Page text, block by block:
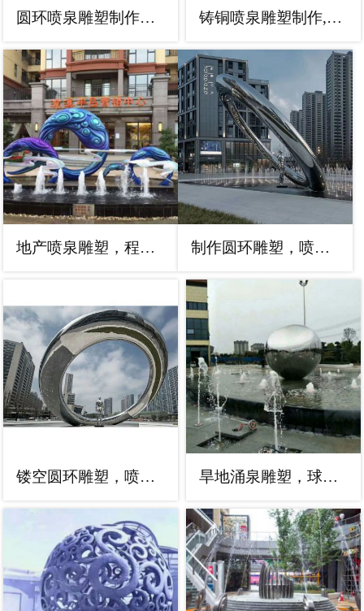
圆环喷泉雕塑制作，喷水原理，喷水圆环雕塑厂家 铸铜喷泉雕塑制作,户外景观水景雕塑
地产喷泉雕塑，程控设计，程控旱地喷泉雕塑 制作圆环雕塑，喷泉组合体，旱地圆环喷泉雕塑类型
镂空圆环雕塑，喷水景观雕塑，喷泉结构形式 旱地涌泉雕塑，球雕塑组合，水景球喷泉雕塑厂家